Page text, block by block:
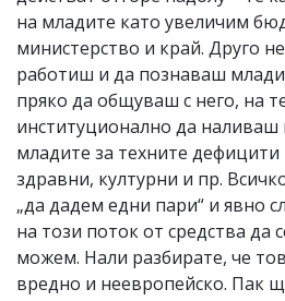
на младите като увеличим
министерство и край. Друго
работиш и да познаваш
пряко да общуваш с него, на
институционално да
младите за техните
здравни, културни и пр.
„да дадем едни пари“ и явно
на този поток от средства да
можем. Нали разбирате, че
вредно и неевропейско. Пак